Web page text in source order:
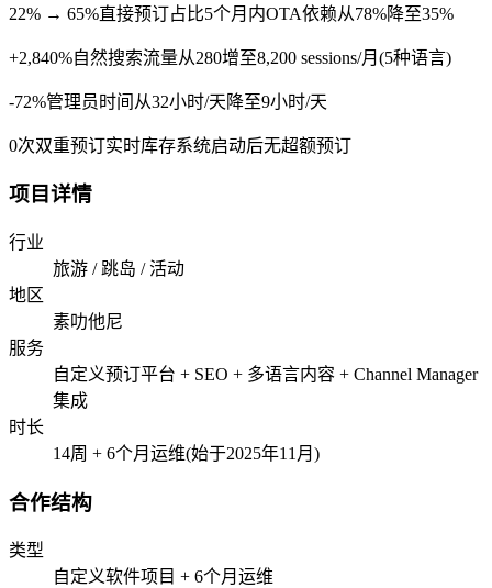
22% → 65%直接预订占比5个月内OTA依赖从78%降至35%
+2,840%自然搜索流量从280增至8,200 sessions/月(5种语言)
-72%管理员时间 从32小时/天降至9小时/天
0次双重预订实时库存系统启动后无超额预订
项目详情
行业
旅游 / 跳岛 / 活动
地区
素叻他尼
服务
自定义预订平台 + SEO + 多语言内容 + Channel Manager
集成
时长
14周 + 6个月运维(始于2025年11月)
合作结构
类型
自定义软件项目 + 6个月运维